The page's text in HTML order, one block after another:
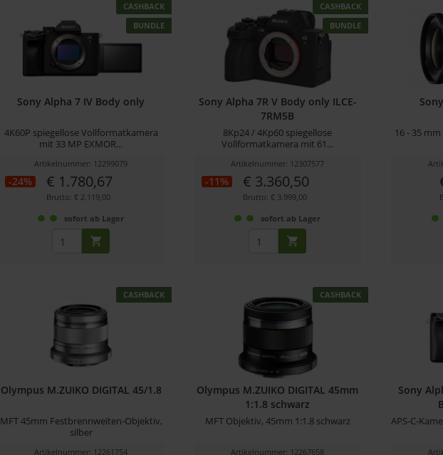
CASHBACK
BUNDLE
Sony Alpha 7 IV Body only
4K60P spiegellose Vollformatkamera
mit 33 MP EXMOR...
Artikelnummer: 12299079
-24% € 1.780,67
Brutto: € 2.119,00
sofort ab Lager
CASHBACK
BUNDLE
Sony Alpha 7R V Body only ILCE-
7RM5B
8Kp24 / 4Kp60 spiegellose
Vollformatkamera mit 61...
Artikelnummer: 12307577
-11% € 3.360,50
Brutto: € 3.999,00
sofort ab Lager
16 - 35
CASHBACK
Olympus M.ZUIKO DIGITAL 45/1.8
MFT 45mm Festbrennweiten-Objektiv,
silber
Artikelnummer: 12261754
CASHBACK
Olympus M.ZUIKO DIGITAL 45mm
1:1.8 schwarz
MFT Objektiv, 45mm 1:1.8 schwarz
Artikelnummer: 12267658
Sony
APS-C-